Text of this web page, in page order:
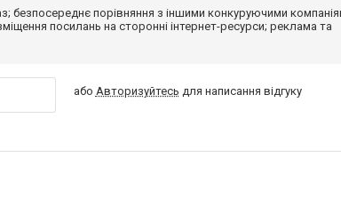
безпосереднє порівняння з іншими конкуруючими
посилань на сторонні інтернет-ресурси; реклама та
або Авторизуйтесь для написання відгуку